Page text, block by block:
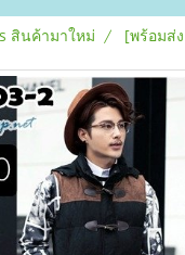
สินค้ามาใหม่ [พร้อมส่